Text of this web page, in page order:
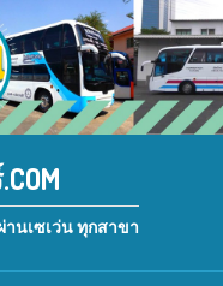
านเซเว่น ทุกสาขา